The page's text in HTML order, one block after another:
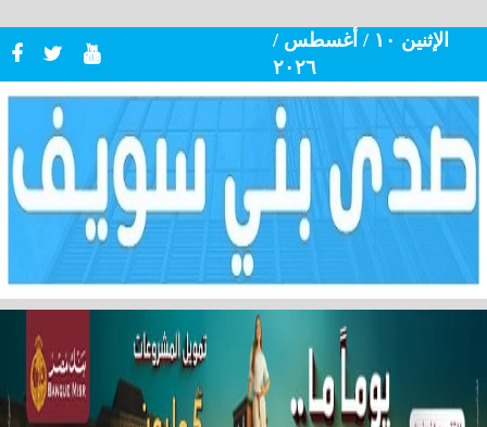
الإثنين ١٠ / أغسطس /
٢٠٢٦